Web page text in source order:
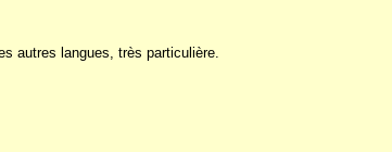
autres langues, très particulière.